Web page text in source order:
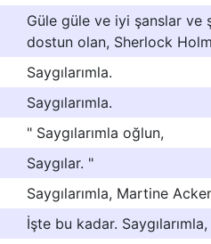
Güle güle ve iyi şanslar ve
dostun olan, Sherlock
Saygılarımla.
Saygılarımla.
" Saygılarımla oğlun,
Saygılar. "
Saygılarımla, Martine
İşte bu kadar.